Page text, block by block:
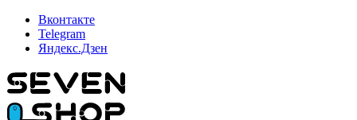
Вконтакте
Telegram
Яндекс.Дзен